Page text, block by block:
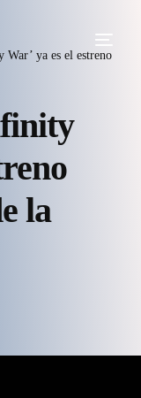
War’ ya es el estreno
la